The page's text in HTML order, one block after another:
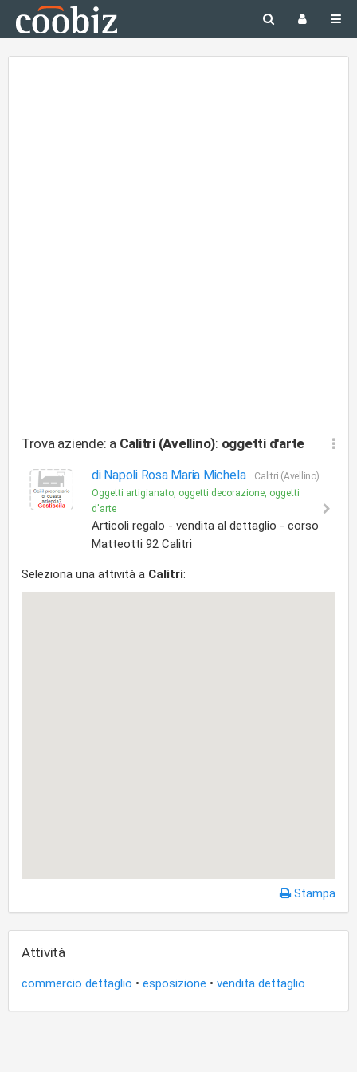
Trova aziende: a Calitri (Avellino): oggetti d'arte
di Napoli Rosa Maria Michela
Calitri (Avellino)
Oggetti artigianato, oggetti decorazione, oggetti
d'arte
Articoli regalo - vendita al dettaglio - corso
Matteotti 92 Calitri
Seleziona una attività a Calitri:
Stampa
Attività
commercio dettaglio • esposizione • vendita dettaglio